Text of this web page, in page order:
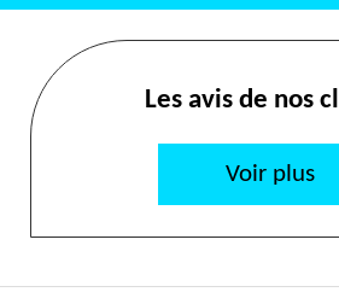
Les avis de nos
Voir plus